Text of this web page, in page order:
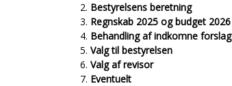
Bestyrelsens beretning
Regnskab 2025 og budget 2026
Behandling af indkomne forslag
Valg til bestyrelsen
Valg af revisor
Eventuelt